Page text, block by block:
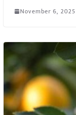
November 6, 2025